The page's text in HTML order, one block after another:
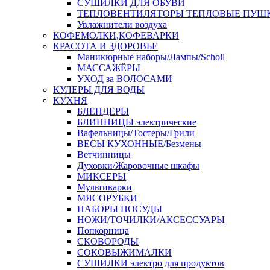
СУШИЛКИ ДЛЯ ОБУВИ
ТЕПЛОВЕНТИЛЯТОРЫ ТЕПЛОВЫЕ
Увлажнители воздуха
КОФЕМОЛКИ,КОФЕВАРКИ
КРАСОТА И ЗДОРОВЬЕ
Маникюрные наборы/Лампы/Scholl
МАССАЖЁРЫ
УХОД за ВОЛОСАМИ
КУЛЕРЫ ДЛЯ ВОДЫ
КУХНЯ
БЛЕНДЕРЫ
БЛИННИЦЫ электрические
Вафельницы/Тостеры/Грили
ВЕСЫ КУХОННЫЕ/Безмены
Ветчинницы
Духовки/Жаровочные шкафы
МИКСЕРЫ
Мультиварки
МЯСОРУБКИ
НАБОРЫ ПОСУДЫ
НОЖИ/ТОЧИЛКИ/АКСЕССУАРЫ
Попкорница
СКОВОРОДЫ
СОКОВЫЖИМАЛКИ
СУШИЛКИ электро для продуктов